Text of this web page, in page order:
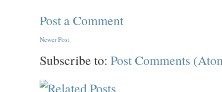
Post a Comment
Newer Post
Subscribe to: Post Comments